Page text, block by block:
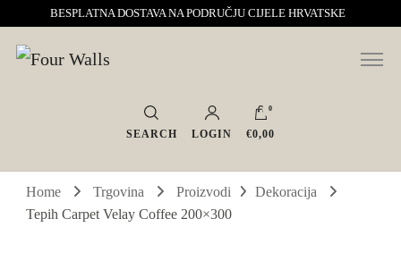
BESPLATNA DOSTAVA NA PODRUČJU CIJELE HRVATSKE
Four Walls
Sve za interijer po Vašoj mjeri. Salon namještaja, dekoracije i rasvjete.
Interijeri s karakterom
SEARCH LOGIN
0
€0,00
Home Trgovina Proizvodi
Dekoracija
Tepih Carpet Velay Coffee 200×300